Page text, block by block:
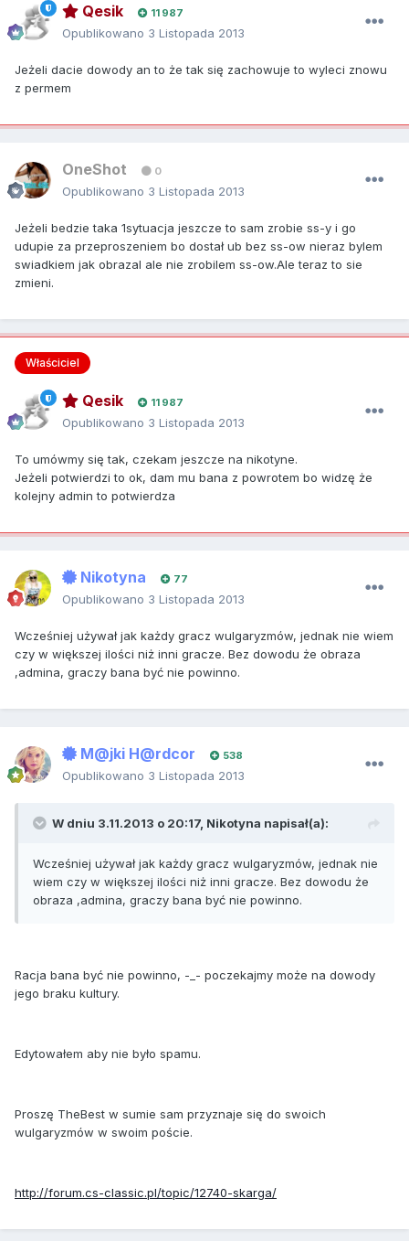
Qesik 11 987
Opublikowano 3 Listopada 2013
Jeżeli dacie dowody an to że tak się zachowuje to wyleci znowu
z permem
OneShot 0
Opublikowano 3 Listopada 2013
Jeżeli bedzie taka 1sytuacja jeszcze to sam zrobie ss-y i go
udupie za przeproszeniem bo dostał ub bez ss-ow nieraz bylem
swiadkiem jak obrazal ale nie zrobilem ss-ow.Ale teraz to sie
zmieni.
Właściciel
Qesik 11 987
Opublikowano 3 Listopada 2013
To umówmy się tak, czekam jeszcze na nikotyne.
Jeżeli potwierdzi to ok, dam mu bana z powrotem bo widzę że
kolejny admin to potwierdza
Nikotyna 77
Opublikowano 3 Listopada 2013
Wcześniej używał jak każdy gracz wulgaryzmów, jednak nie wiem
czy w większej ilości niż inni gracze. Bez dowodu że obraza
,admina, graczy bana być nie powinno.
M@jki H@rdcor 538
Opublikowano 3 Listopada 2013
W dniu 3.11.2013 o 20:17, Nikotyna napisał(a):
Wcześniej używał jak każdy gracz wulgaryzmów, jednak nie
wiem czy w większej ilości niż inni gracze. Bez dowodu że
obraza ,admina, graczy bana być nie powinno.
Racja bana być nie powinno, -_- poczekajmy może na dowody
jego braku kultury.
Edytowałem aby nie było spamu.
Proszę TheBest w sumie sam przyznaje się do swoich
wulgaryzmów w swoim poście.
http://forum.cs-classic.pl/topic/12740-skarga/